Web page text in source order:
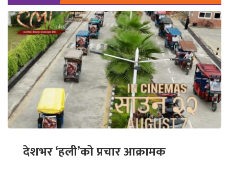
देशभर ‘हली’को प्रचार आक्रामक